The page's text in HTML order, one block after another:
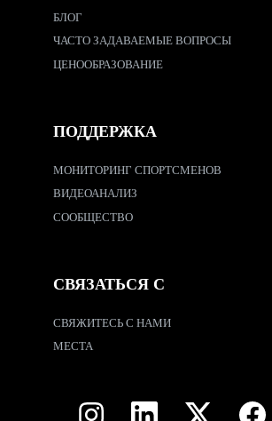
БЛОГ
ЧАСТО ЗАДАВАЕМЫЕ ВОПРОСЫ
ЦЕНООБРАЗОВАНИЕ
ПОДДЕРЖКА
МОНИТОРИНГ СПОРТСМЕНОВ
ВИДЕОАНАЛИЗ
СООБЩЕСТВО
СВЯЗАТЬСЯ С
СВЯЖИТЕСЬ С НАМИ
МЕСТА